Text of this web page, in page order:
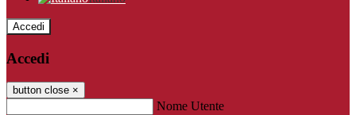
Accedi
Accedi
button close ×
Nome Utente